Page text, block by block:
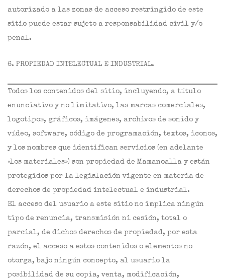
autorizado a las zonas de acceso restringido de este
sitio puede estar sujeto a responsabilidad civil y/o
penal.
6. PROPIEDAD INTELECTUAL E INDUSTRIAL.
Todos los contenidos del sitio, incluyendo, a título
enunciativo y no limitativo, las marcas comerciales,
logotipos, gráficos, imágenes, archivos de sonido y
vídeo, software, código de programación, textos, iconos,
y los nombres que identifican servicios (en adelante
«los materiales») son propiedad de Mamanoalla y están
protegidos por la legislación vigente en materia de
derechos de propiedad intelectual e industrial.
El acceso del usuario a este sitio no implica ningún
tipo de renuncia, transmisión ni cesión, total o
parcial, de dichos derechos de propiedad, por esta
razón, el acceso a estos contenidos o elementos no
otorga, bajo ningún concepto, al usuario la
posibilidad de su copia, venta, modificación,